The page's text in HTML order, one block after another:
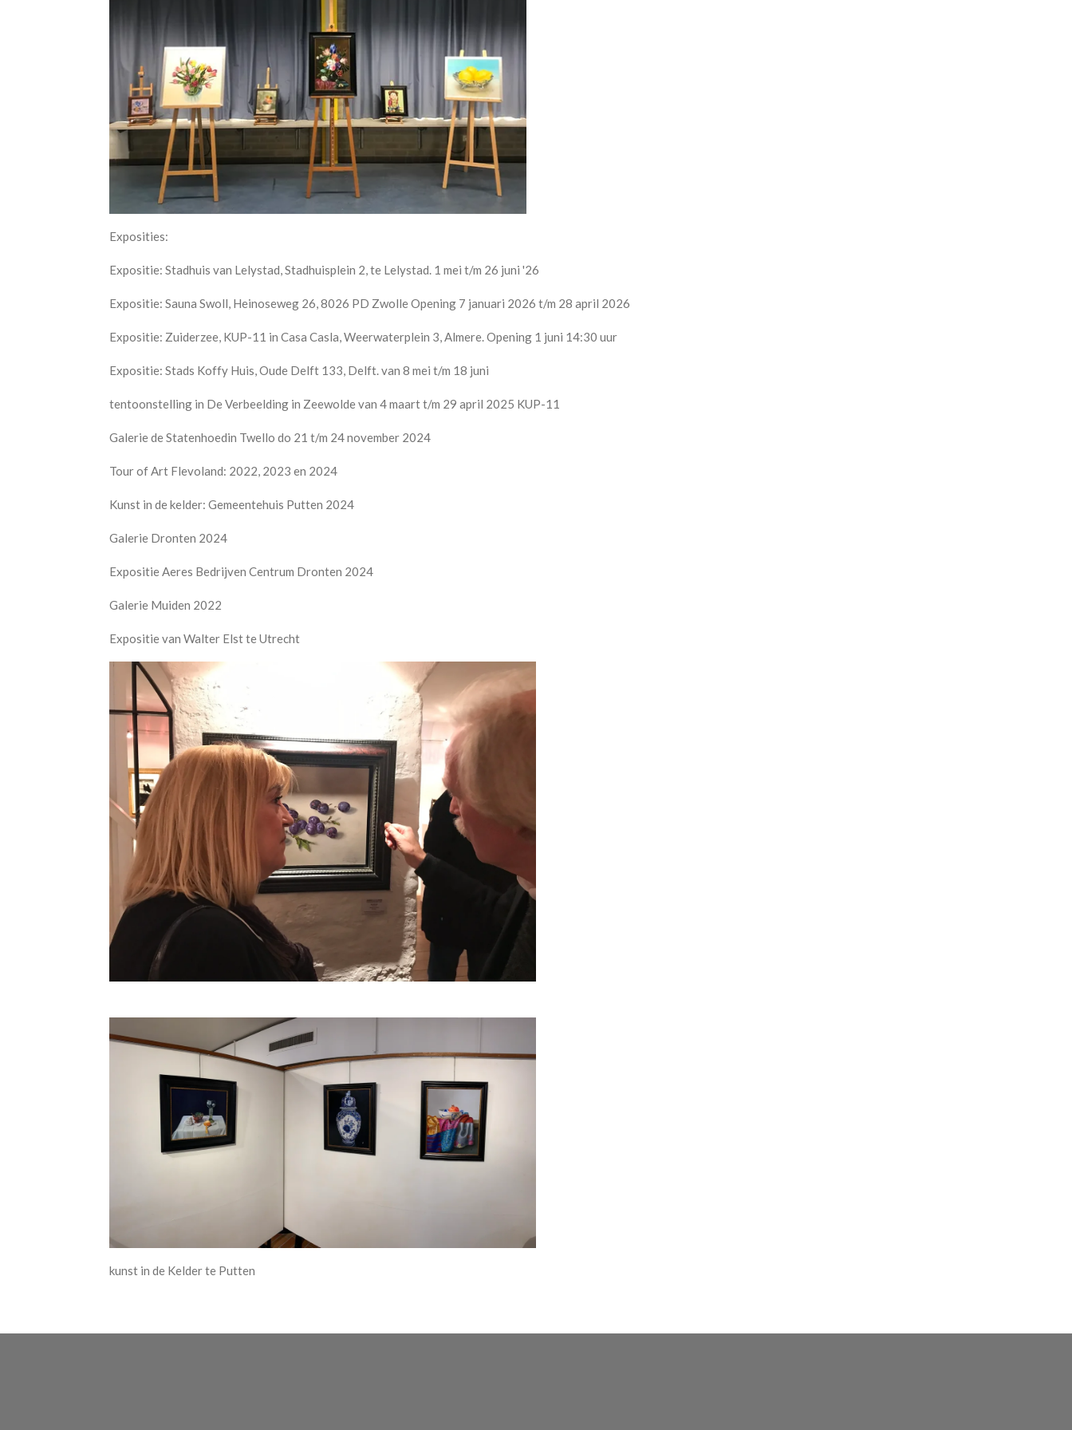
Exposities:
Expositie: Stadhuis van Lelystad, Stadhuisplein 2, te Lelystad. 1 mei t/m 26 juni '26
Expositie: Sauna Swoll, Heinoseweg 26, 8026 PD Zwolle Opening 7 januari 2026 t/m 28 april 2026
Expositie: Zuiderzee, KUP-11 in Casa Casla, Weerwaterplein 3, Almere. Opening 1 juni 14:30 uur
Expositie: Stads Koffy Huis, Oude Delft 133, Delft. van 8 mei t/m 18 juni
tentoonstelling in De Verbeelding in Zeewolde van 4 maartt/m 29 april 2025 KUP-11
Galerie de Statenhoedin Twello do 21 t/m 24 november 2024
Tour of Art Flevoland: 2022, 2023 en 2024
Kunst in de kelder: Gemeentehuis Putten 2024
Galerie Dronten 2024
Expositie Aeres Bedrijven Centrum Dronten 2024
Galerie Muiden 2022
Expositie van Walter Elst te Utrecht
kunst in de Kelder te Putten